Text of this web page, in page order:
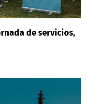
de servicios,